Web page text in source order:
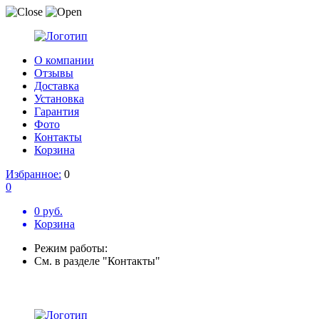
О компании
Отзывы
Доставка
Установка
Гарантия
Фото
Контакты
Корзина
Избранное: 0
0
0 руб.
Корзина
Режим работы:
См. в разделе "Контакты"